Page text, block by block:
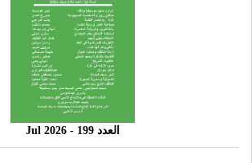
العدد 199 - 2026 Jul